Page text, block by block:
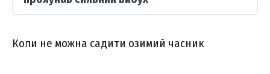
Коли не можна садити озимий часник